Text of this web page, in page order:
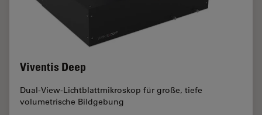
Viventis Deep
Dual-View-Lichtblattmikroskop für große, tiefe
volumetrische Bildgebung